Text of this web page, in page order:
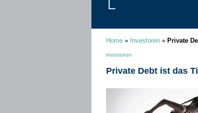
Home » Investoren » Private
Investoren
Private Debt ist das